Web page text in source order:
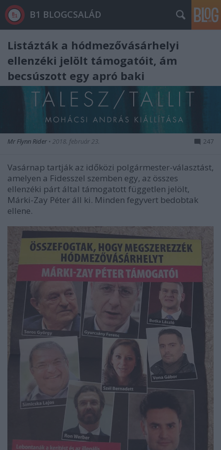
B1 BLOGCSALÁD
Listázták a hódmezővásárhelyi
ellenzéki jelölt támogatóit, ám
becsúszott egy apró baki
Mr Flynn Rider • 2018. február 23. 247
Vasárnap tartják az időközi polgármester-választást,
amelyen a Fidesszel szemben egy, az összes
ellenzéki párt által támogatott független jelölt,
Márki-Zay Péter áll ki. Minden fegyvert bedobtak
ellene.